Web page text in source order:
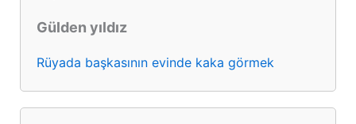
Gülden yıldız
Rüyada başkasının evinde kaka görmek